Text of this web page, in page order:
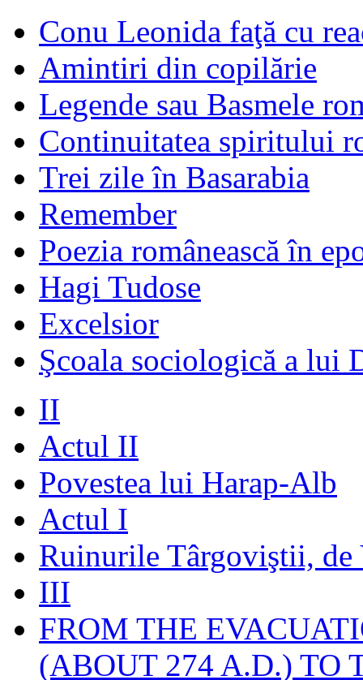
Conu Leonida faţă cu
Amintiri din copilărie
Legende sau Basmele
Continuitatea spiritului
Trei zile în Basarabia
Remember
Poezia românească în
Hagi Tudose
Excelsior
Şcoala sociologică a lui
II
Actul II
Povestea lui Harap-Alb
Actul I
Ruinurile Târgoviştii, de
III
FROM THE
(ABOUT 274 A.D.) TO